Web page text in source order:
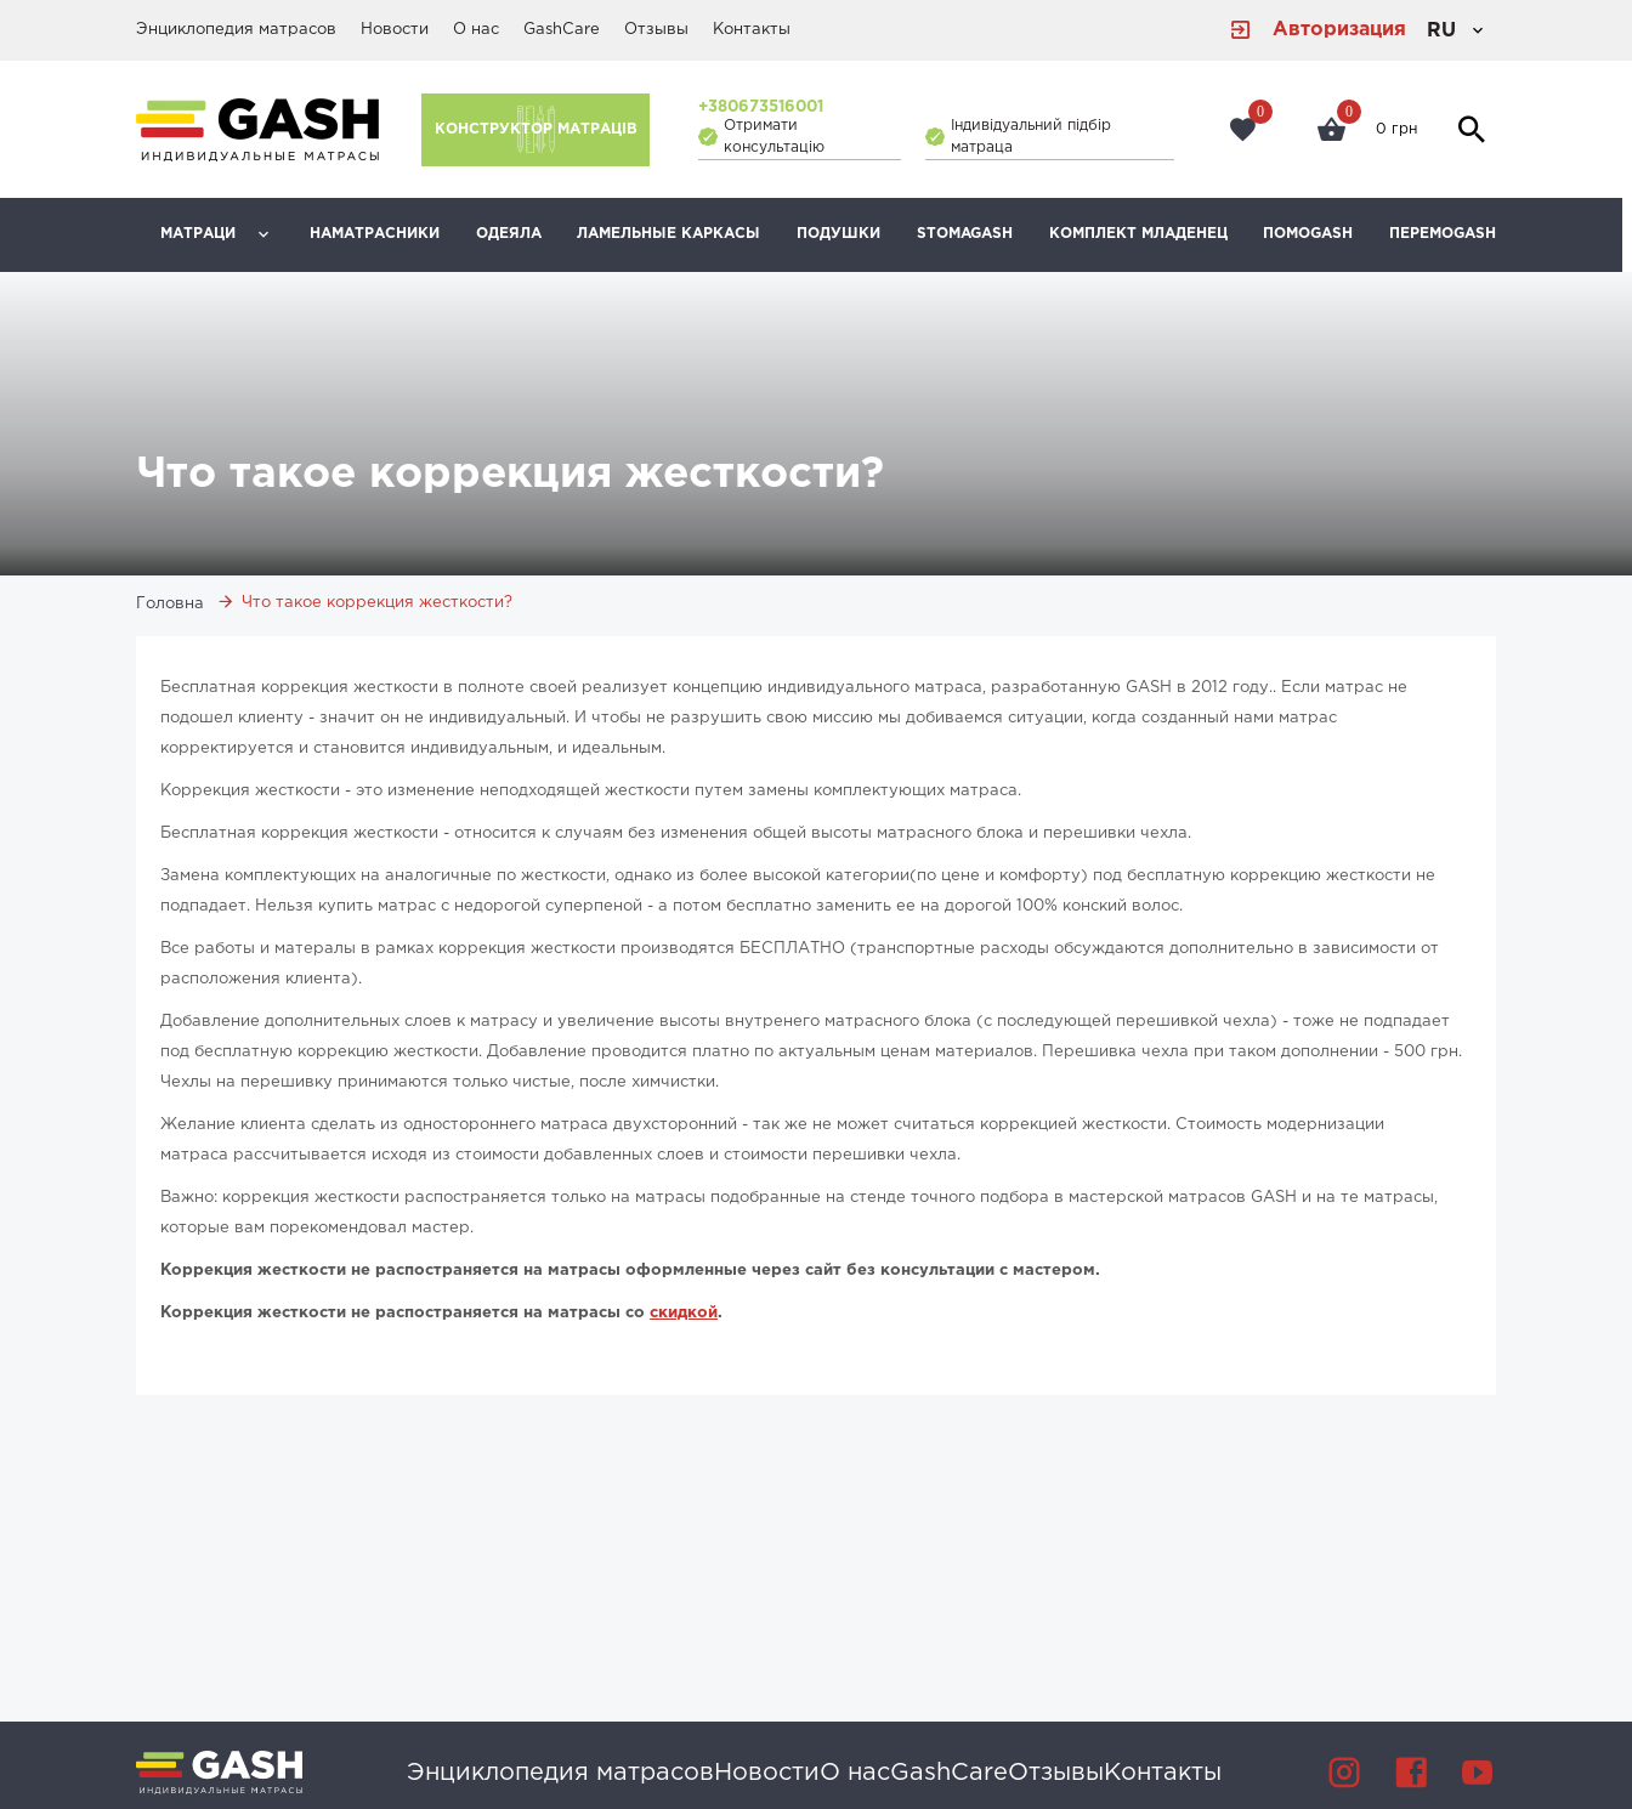
Энциклопедия матрасов Новости О нас GashCare Отзывы Контакты Авторизация RU
КОНСТРУКТОР МАТРАЦІВ
+380673516001
Отримати
консультацію
Індивідуальний підбір
матраца
0 0
0 грн
МАТРАЦИ НАМАТРАСНИКИ ОДЕЯЛА ЛАМЕЛЬНЫЕ КАРКАСЫ ПОДУШКИ STOMAGASH КОМПЛЕКТ МЛАДЕНЕЦ ПОМОGASH ПЕРЕМОGASH
Что такое коррекция жесткости?
Головна Что такое коррекция жесткости?
Бесплатная коррекция жесткости в полноте своей реализует концепцию индивидуального матраса, разработанную GASH в 2012 году.. Если матрас не
подошел клиенту - значит он не индивидуальный. И чтобы не разрушить свою миссию мы добиваемся ситуации, когда созданный нами матрас
корректируется и становится индивидуальным, и идеальным.
Коррекция жесткости - это изменение неподходящей жесткости путем замены комплектующих матраса.
Бесплатная коррекция жесткости - относится к случаям без изменения общей высоты матрасного блока и перешивки чехла.
Замена комплектующих на аналогичные по жесткости, однако из более высокой категории(по цене и комфорту) под бесплатную коррекцию жесткости не
подпадает. Нельзя купить матрас с недорогой суперпеной - а потом бесплатно заменить ее на дорогой 100% конский волос.
Все работы и матералы в рамках коррекция жесткости производятся БЕСПЛАТНО (транспортные расходы обсуждаются дополнительно в зависимости от
расположения клиента).
Добавление дополнительных слоев к матрасу и увеличение высоты внутренего матрасного блока (с последующей перешивкой чехла) - тоже не подпадает
под бесплатную коррекцию жесткости. Добавление проводится платно по актуальным ценам материалов. Перешивка чехла при таком дополнении - 500 грн.
Чехлы на перешивку принимаются только чистые, после химчистки.
Желание клиента сделать из одностороннего матраса двухсторонний - так же не может считаться коррекцией жесткости. Стоимость модернизации
матраса рассчитывается исходя из стоимости добавленных слоев и стоимости перешивки чехла.
Важно: коррекция жесткости распостраняется только на матрасы подобранные на стенде точного подбора в мастерской матрасов GASH и на те матрасы,
которые вам порекомендовал мастер.
Коррекция жесткости не распостраняется на матрасы оформленные через сайт без консультации с мастером.
Коррекция жесткости не распостраняется на матрасы со скидкой.
Энциклопедия матрасов НовостиО насGashCareОтзывы Контакты